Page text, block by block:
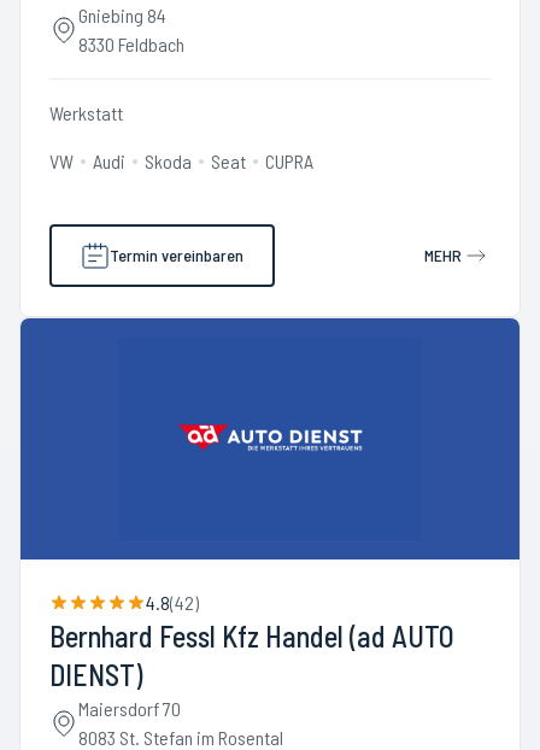
Gniebing 84
8330 Feldbach
Werkstatt
VW Audi Skoda Seat CUPRA
Termin vereinbaren MEHR
4.8(42)
Bernhard Fessl Kfz Handel (ad AUTO
DIENST)
Maiersdorf 70
8083 St. Stefan im Rosental